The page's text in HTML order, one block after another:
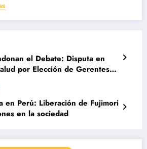
el Debate: Disputa en
por Elección de Gerentes
en Perú: Liberación de Fujimori
en la sociedad